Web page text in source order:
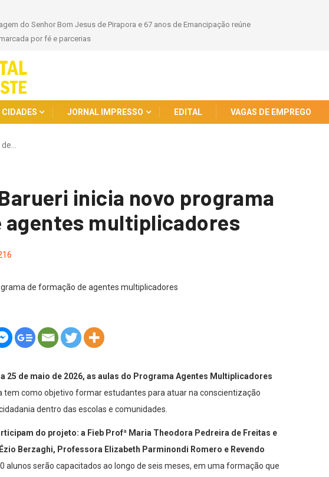
do Senhor Bom Jesus de Pirapora e 67 anos de Emancipação reúne
por fé e parcerias
CIDADES JORNAL IMPRESSO EDITAL VAGAS DE EMPREGO
inicia novo programa
agentes multiplicadores
25 de maio de 2026, as aulas do Programa Agentes Multiplicadores
tem como objetivo formar estudantes para atuar na conscientização
dentro das escolas e comunidades.
do projeto: a Fieb Profª Maria Theodora Pedreira de Freitas e
Berzaghi, Professora Elizabeth Parminondi Romero e Revendo
alunos serão capacitados ao longo de seis meses, em uma formação que